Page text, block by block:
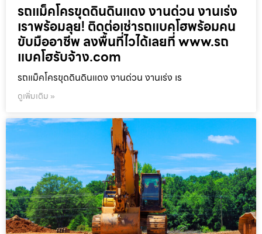
รถแม็คโครขุดดินดินแดง งานด่วน งานเร่ง
เราพร้อมลุย! ติดต่อเช่ารถแบคโฮพร้อมคน
ขับมืออาชีพ ลงพื้นที่ไวได้เลยที่ www.รถ
แบคโฮรับจ้าง.com
รถแม็คโครขุดดินดินแดง งานด่วน งานเร่ง เร
ดูเพิ่มเติม »